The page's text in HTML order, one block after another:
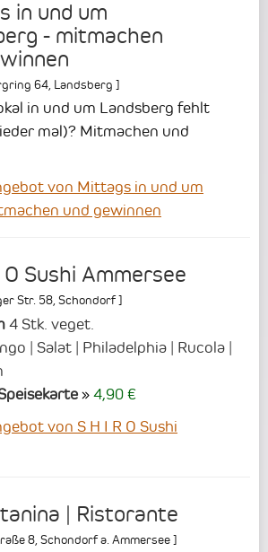
in und um
- mitmachen
64 Landsberg ]
in und um Landsberg fehlt
mal)? Mitmachen und
von Mittags in und um
und gewinnen
O Sushi Ammersee
Str. 58 Schondorf]
4 Stk. veget.
| Salat | Philadelphia | Rucola |
4,90 €
von S H I R O Sushi
| Ristorante
8 Schondorf a. Ammersee]